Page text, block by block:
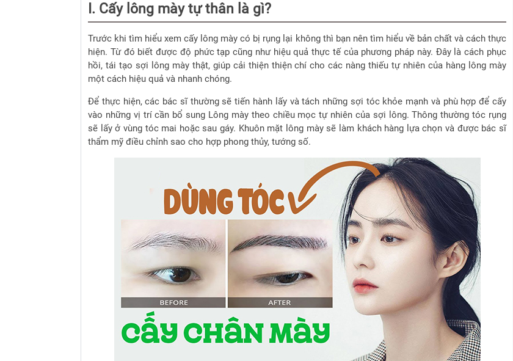
I. Cấy lông mày tự thân là gì?
Trước khi tìm hiểu xem cấy lông mày có bị rụng lại không thì bạn nên tìm hiểu về bản chất và cách thực
hiện. Từ đó biết được độ phức tạp cũng như hiệu quả thực tế của phương pháp này. Đây là cách phục
hồi, tái tạo sợi lông mày thật, giúp cải thiện thiện chí cho các nàng thiếu tự nhiên của hàng lông mày
một cách hiệu quả và nhanh chóng.
Để thực hiện, các bác sĩ thường sẽ tiến hành lấy và tách những sợi tóc khỏe mạnh và phù hợp để cấy
vào những vị trí cần bổ sung Lông mày theo chiều mọc tự nhiên của sợi lông.Thông thường tóc rụng
sẽ lấy ở vùng tóc mai hoặc sau gáy. Khuôn mặt lông mày sẽ làm khách hàng lựa chọn và được bác sĩ
thẩm mỹ điều chỉnh sao cho hợp phong thủy, tướng số.